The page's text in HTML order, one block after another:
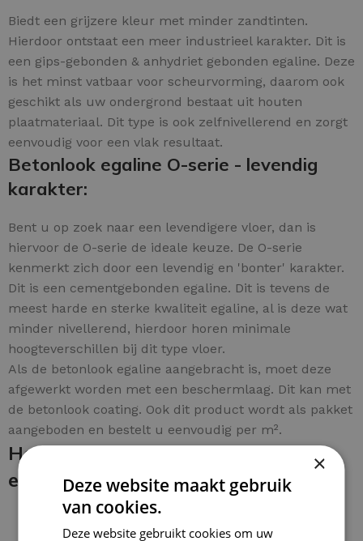
Biedt een grijzere kleur met minder zandtinten.
Hierdoor ontstaat een meer industrieel karakter. Dit is
een gips-gebonden & anhydriet gebonden egaline. Deze
is het minst vatbaar voor scheurvorming, daarom ook
geschikt als uw ondergrond bestaat uit houten
plaatmateriaal. Dit type is ook zelfnivellerend en zorgt
eenvoudig voor een vlak resultaat.
Betonlook egaline O-serie - levendig
karakter:
Bent u op zoek naar een levendigere vloer, dan is
hiervoor de O-serie de ideale keuze. De O-serie
kenmerkt zich door een levendig en 'bonter' karakter.
Dit is een cementgebonden egaline. Dit is tevens de
meest harde en sterke kwaliteit egaline, al is deze wat
minder nivellerend, hierdoor horen minimale
hoogteverschillen bij dit type vloer.
Als de betonlook egaline aangebracht is, moet deze
afgewerkt worden met een beschermlaag. Dit kan met
de betonlook coating. Ook dit product wordt als pakket
aangeboden en bestelt u eenvoudig per m².
Hoe breng je de betonlook egaline
en coating aan:
×
Deze website maakt gebruik
van cookies.
Deze website gebruikt cookies om uw